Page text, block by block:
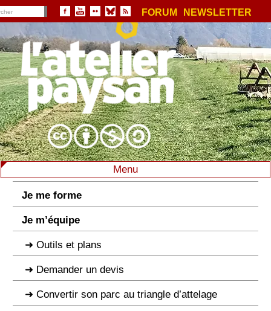
FORUM NEWSLETTER
Menu
Je me forme
Je m’équipe
Outils et plans
Demander un devis
Convertir son parc au triangle d’attelage